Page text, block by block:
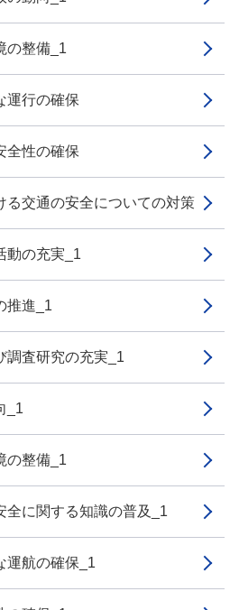
整備_1
行の確保
性の確保
交通の安全についての対策
の充実_1
推進_1
査研究の充実_1
_1
整備_1
に関する知識の普及_1
航の確保_1